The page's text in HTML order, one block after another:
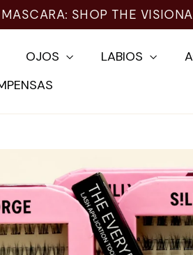
SHOP THE
OJOS LABIOS